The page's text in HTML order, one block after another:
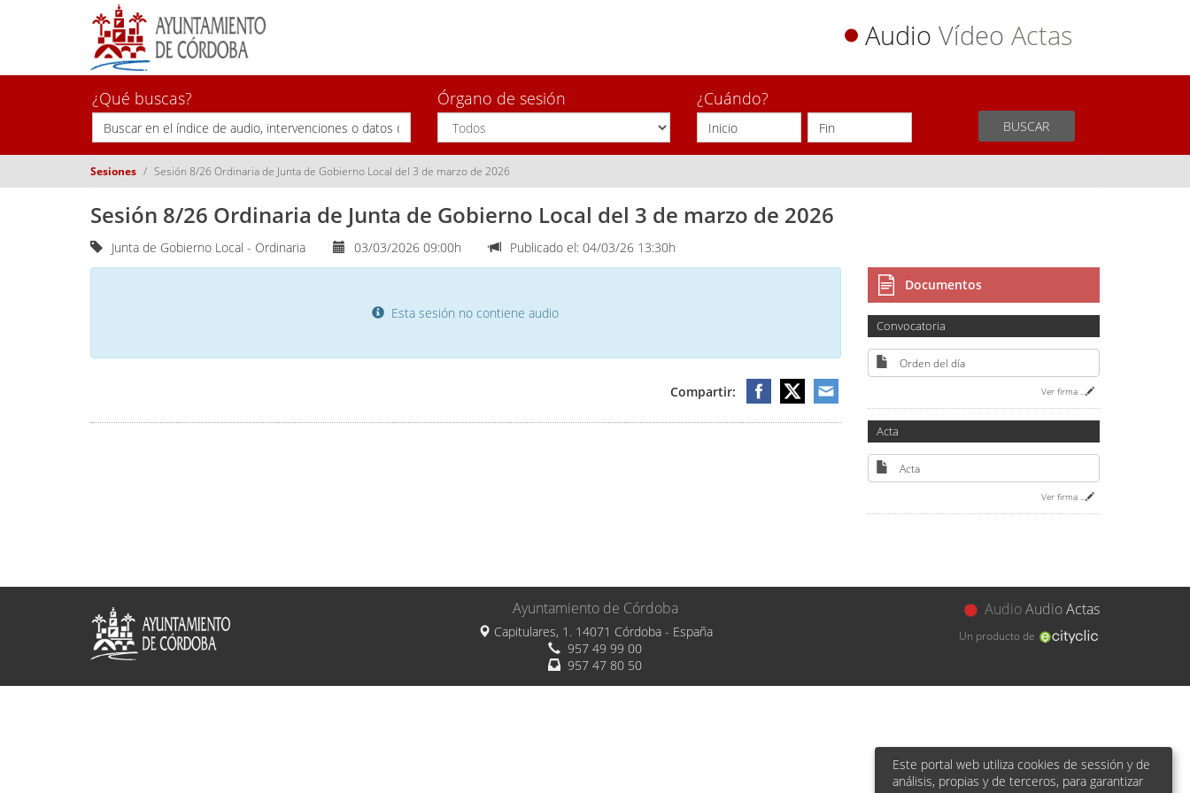
Audio Vídeo Actas
¿Qué buscas? Órgano de sesión ¿Cuándo?
BUSCAR
Sesiones Sesión 8/26 Ordinaria de Junta de Gobierno Local del 3 de marzo de 2026
Sesión 8/26 Ordinaria de Junta de Gobierno Local del 3 de marzo de 2026
Junta de Gobierno Local - Ordinaria 03/03/2026 09:00h Publicado el: 04/03/26 13:30h
Esta sesión no contiene audio
Compartir:
Documentos
Convocatoria
Orden del día
Ver firma
Acta
Acta
Ver firma ...
Este portal web utiliza cookies de sessión y de
análisis, propias y de terceros, para garantizar
Ayuntamiento de Córdoba
Capitulares, 1. 14071 Córdoba - España
957 49 99 00
957 47 80 50
AudioAudioActas
Un producto de